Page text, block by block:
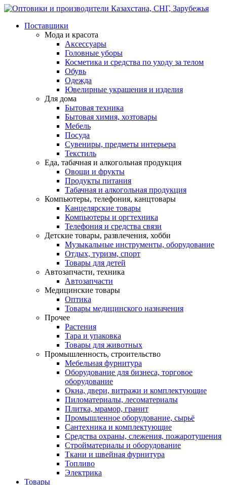
Поставщики
Мода и красота
Аксессуары
Головные уборы
Косметика и средства по уходу за телом
Обувь
Одежда
Ювелирные украшения и изделия
Для дома
Бытовая техника
Бытовая химия, хозтовары
Мебель
Посуда
Сувениры, предметы интерьера
Текстиль
Еда, табачная и алкогольная продукция
Овощи и фрукты
Продукты питания
Табачная и алкогольная продукция
Компьютеры, телефония, канцтовары
Канцелярские товары
Компьютеры и оргтехника
Телефония и средства связи
Детские товары, развлечения, хобби
Музыкальные инструменты, оборудование
Отдых, туризм, спорт
Товары для детей
Автозапчасти, техника
Автозапчасти
Медицинские товары
Оптика
Товары медицинского назначения
Прочее
Растения
Тара и упаковка
Товары для животных
Промышленность, строительство
Мебельная фурнитура
Оборудование для бизнеса, торговое
оборудование
Окна, двери, витражи и комплектующие
Пиломатериалы, лесоматериалы
Плитка, мрамор, гранит
Промышленное оборудование, сырьё
Сантехника и комплектующие
Средства охраны, слежения, пожаротушения
Стройматериалы и оборудование
Ткани и швейная фурнитура
Топливо
Электрика
Товары